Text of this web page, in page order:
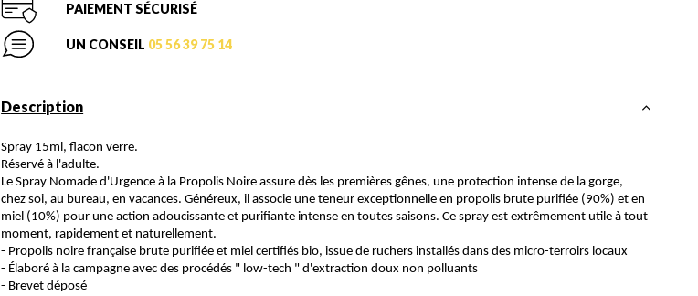
PAIEMENT SÉCURISÉ
UN CONSEIL 05 56 39 75 14
Description
Spray 15ml, flacon verre.
Réservé à l'adulte.
Le Spray Nomade d'Urgence à la Propolis Noire assure dès les premières gênes, une protection intense de la gorge,
chez soi, au bureau, en vacances. Généreux, il associe une teneur exceptionnelle en propolis brute purifiée (90%) et en
miel (10%) pour une action adoucissante et purifiante intense en toutes saisons. Ce spray est extrêmement utile à tout
moment, rapidement et naturellement.
- Propolis noire française brute purifiée et miel certifiés bio, issue de ruchers installés dans des micro-terroirs locaux
- Élaboré à la campagne avec des procédés " low-tech " d'extraction doux non polluants
- Brevet déposé